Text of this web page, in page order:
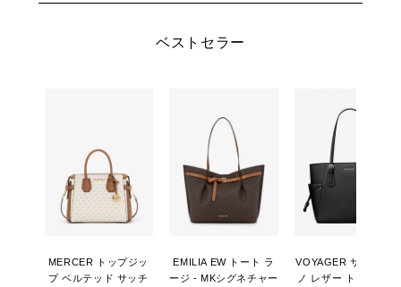
ベストセラー
MERCER トップジッ
プ ベルテッド サッチ
EMILIA EW トート ラ
ージ - MKシグネチャー
VOYAGER サフィア
ノ レザー トート ラー